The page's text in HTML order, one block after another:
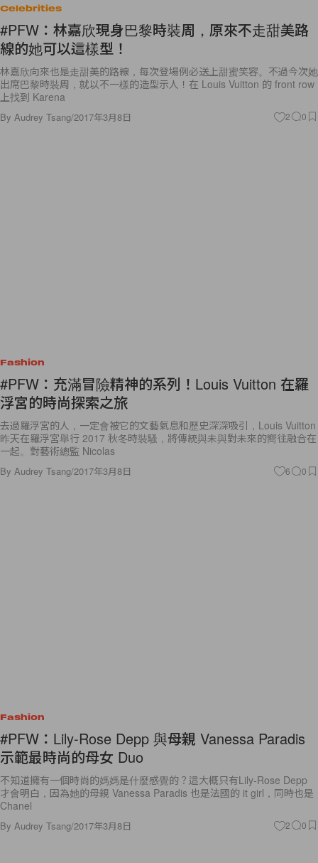
Celebrities
#PFW：林嘉欣現身巴黎時裝周，原來不走甜美路
線的她可以這樣型！
林嘉欣向來也是走甜美的路線，每次登場例必送上甜蜜笑容。不過今次她
出席巴黎時裝周，就以不一樣的造型示人！在 Louis Vuitton 的 front row
上找到 Karena
By Audrey Tsang/2017年3月8日 2 0
Fashion
#PFW：充滿冒險精神的系列！Louis Vuitton 在羅
浮宮的時尚探索之旅
去過羅浮宮的人，一定會被它的文藝氣息和歷史深深吸引，Louis Vuitton
昨天在羅浮宮舉行 2017 秋冬時裝騷，將傳統與未與對未來的嚮往融合在
一起。對藝術總監 Nicolas
By Audrey Tsang/2017年3月8日 6 0
Fashion
#PFW：Lily-Rose Depp 與母親 Vanessa Paradis
示範最時尚的母女 Duo
不知道擁有一個時尚的媽媽是什麼感覺的？這大概只有Lily-Rose Depp
才會明白，因為她的母親 Vanessa Paradis 也是法國的 it girl，同時也是
Chanel
By Audrey Tsang/2017年3月8日 2 0